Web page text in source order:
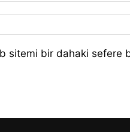
sitemi bir dahaki sefere